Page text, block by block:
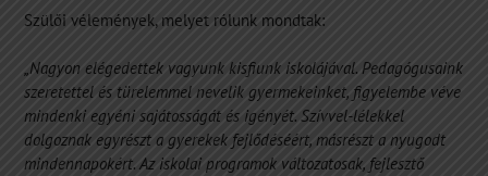
Szülői vélemények, melyet rólunk mondtak:
„Nagyon elégedettek vagyunk kisfiunk iskolájával. Pedagógusaink
szeretettel és türelemmel nevelik gyermekeinket, figyelembe véve
mindenki egyéni sajátosságát és igényét. Szívvel-lélekkel
dolgoznak egyrészt a gyerekek fejlődéséért, másrészt a nyugodt
mindennapokért. Az iskolai programok változatosak, fejlesztő